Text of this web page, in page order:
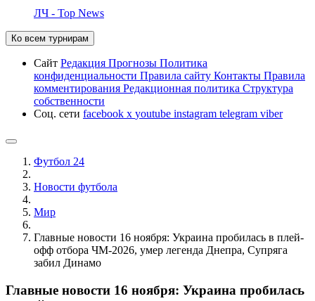
ЛЧ - Top News
Ко всем турнирам
Сайт Редакция Прогнозы Политика
конфиденциальности Правила сайту Контакты Правила
комментирования Редакционная политика Структура
собственности
Соц. сети facebook x youtube instagram telegram viber
Футбол 24
Новости футбола
Мир
Главные новости 16 ноября: Украина пробилась в плей-
офф отбора ЧМ-2026, умер легенда Днепра, Супряга
забил Динамо
Главные новости 16 ноября: Украина пробилась